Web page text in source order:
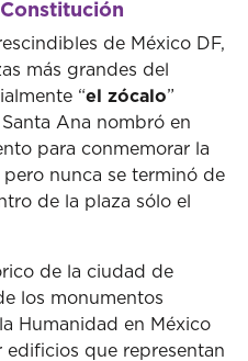
de México DF,
más grandes del
“el zócalo”
Ana nombró en
para conmemorar la
pero nunca se terminó de
de la plaza sólo el
de la ciudad de
los monumentos
Humanidad en México
edificios que representan